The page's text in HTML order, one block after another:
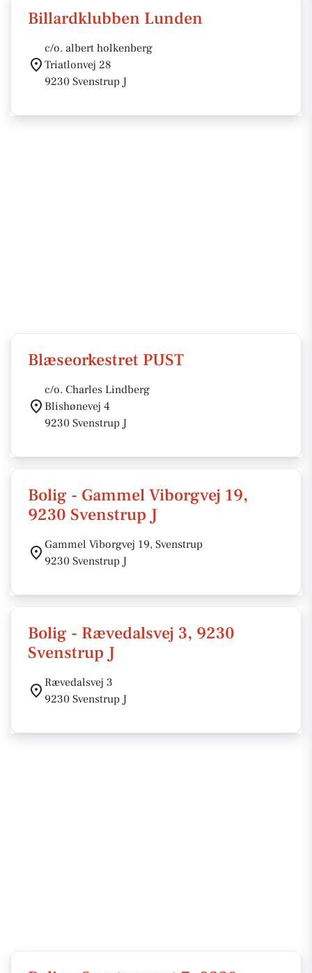
Billardklubben Lunden
c/o. albert holkenberg
Triatlonvej 28
9230 Svenstrup J
Blæseorkestret PUST
c/o. Charles Lindberg
Blishønevej 4
9230 Svenstrup J
Bolig - Gammel Viborgvej 19,
9230 Svenstrup J
Gammel Viborgvej 19, Svenstrup
9230 Svenstrup J
Bolig - Rævedalsvej 3, 9230
Svenstrup J
Rævedalsvej 3
9230 Svenstrup J